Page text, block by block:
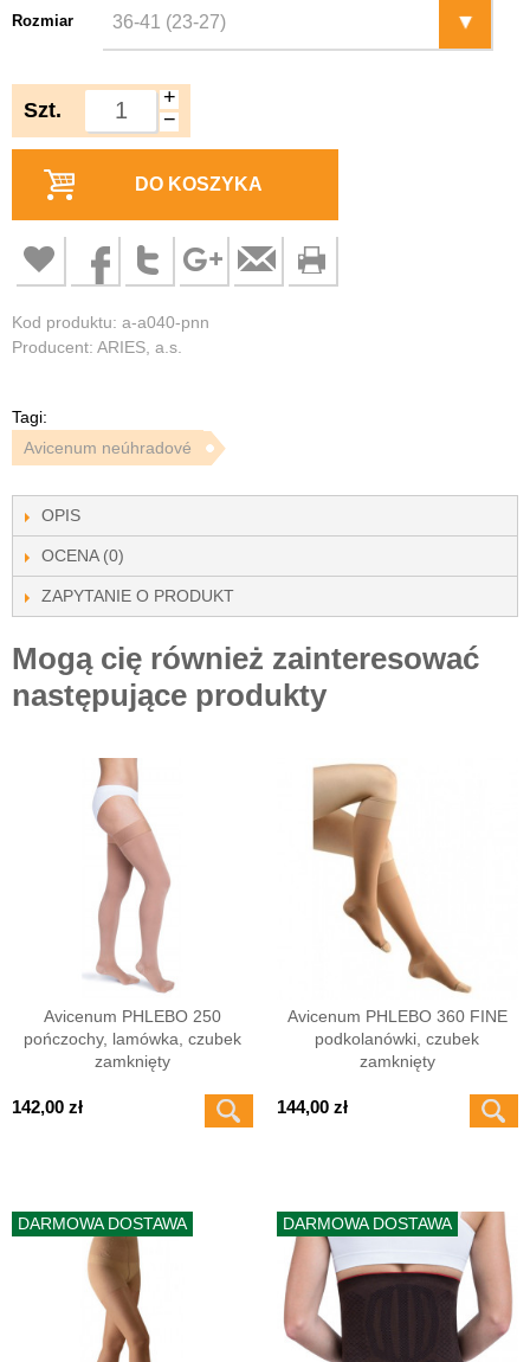
Rozmiar
Szt.
+
−
DO KOSZYKA
Kod produktu: a-a040-pnn
Producent: ARIES, a.s.
Tagi:
Avicenum neúhradové
OPIS
OCENA (0)
ZAPYTANIE O PRODUKT
Mogą cię również zainteresować
następujące produkty
Avicenum PHLEBO 250
pończochy, lamówka, czubek
zamknięty
142,00 zł
Avicenum PHLEBO 360 FINE
podkolanówki, czubek
zamknięty
144,00 zł
DARMOWA DOSTAWA DARMOWA DOSTAWA